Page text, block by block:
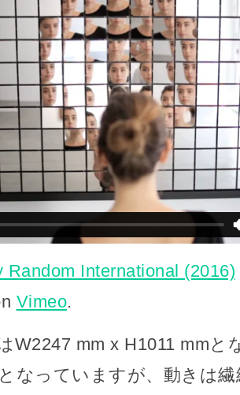
Random International (2016)
Vimeo.
W2247 mm x H1011 mmと
なっていますが、動きは